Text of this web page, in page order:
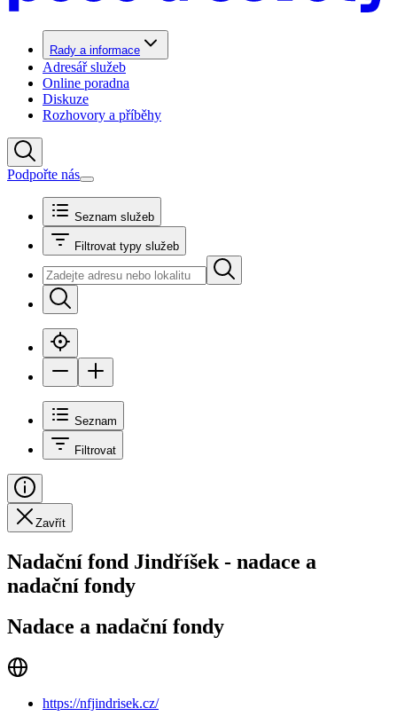
Rady a informace
Adresář služeb
Online poradna
Diskuze
Rozhovory a příběhy
Podpořte nás
Seznam služeb
Filtrovat typy služeb
Seznam
Filtrovat
Zavřít
Nadační fond Jindříšek - nadace a
nadační fondy
Nadace a nadační fondy
https://nfjindrisek.cz/